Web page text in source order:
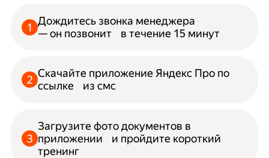
Дождитесь звонка менеджера
— он позвонит в течение 15 минут
Скачайте приложение Яндекс Про по
ссылке из смс
Загрузите фото документов в
приложении и пройдите короткий
тренинг